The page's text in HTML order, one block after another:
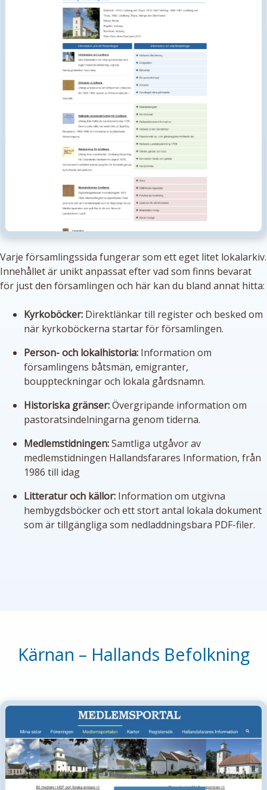
Varje församlingssida fungerar som ett eget litet lokalarkiv.
Innehållet är unikt anpassat efter vad som finns bevarat
för just den församlingen och här kan du bland annat hitta:
Kyrkoböcker: Direktlänkar till register och besked om
när kyrkoböckerna startar för församlingen.
Person- och lokalhistoria: Information om
församlingens båtsmän, emigranter,
bouppteckningar och lokala gårdsnamn.
Historiska gränser:Övergripande information om
pastoratsindelningarna genom tiderna.
Medlemstidningen:Samtliga utgåvor av
medlemstidningen Hallandsfarares Information, från
1986 till idag
Litteratur och källor: Information om utgivna
hembygdsböcker och ett stort antal lokala dokument
som är tillgängliga som nedladdningsbara PDF-filer.
Kärnan – Hallands Befolkning